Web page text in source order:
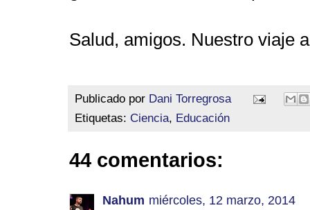
Salud, amigos. Nuestro viaje
Publicado por Dani Torregrosa
Etiquetas: Ciencia, Educación
44 comentarios:
Nahum miércoles, 12 marzo, 2014